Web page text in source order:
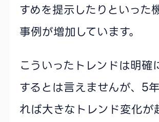
すめを提示したりといった
事例が増加しています。
こういったトレンドは明確
するとは言えませんが、5
れば大きなトレンド変化が